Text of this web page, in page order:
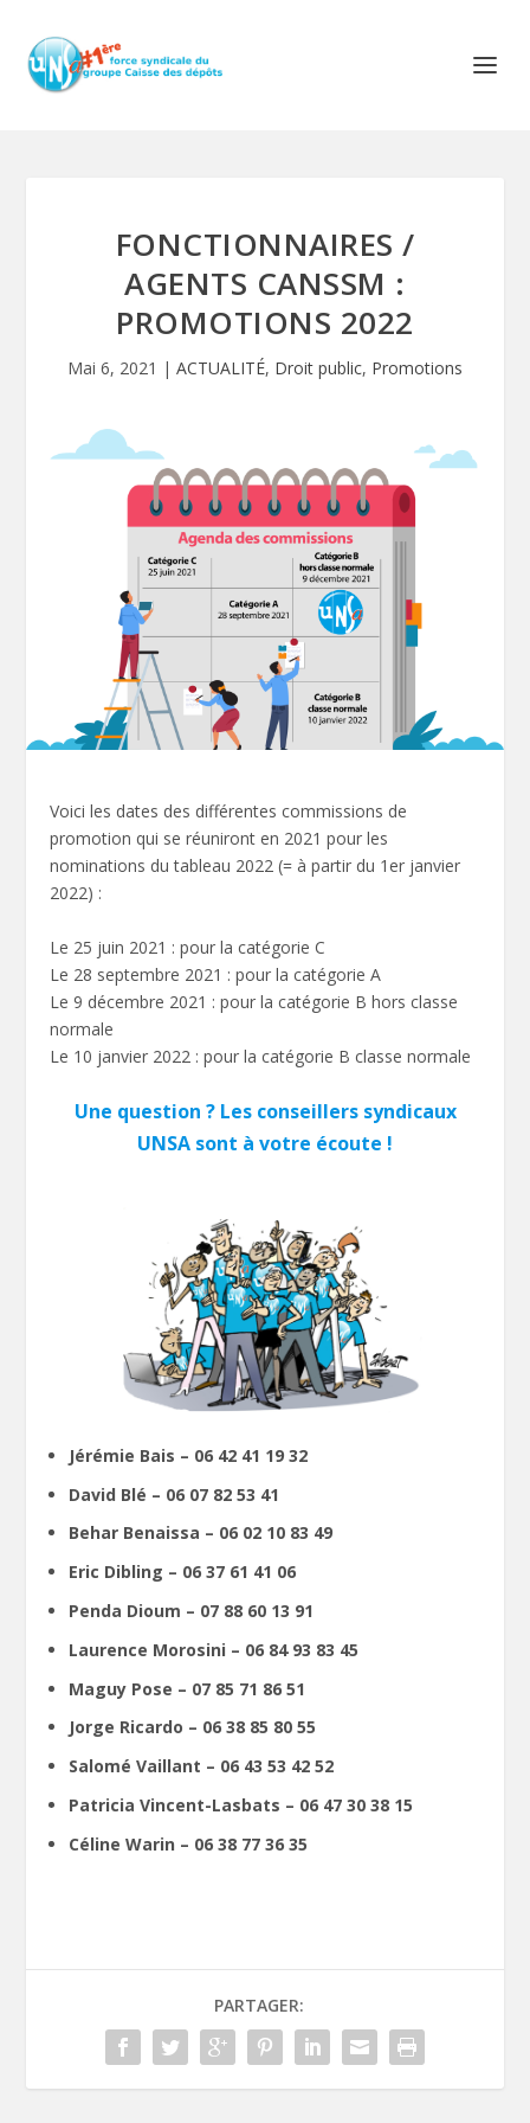
FONCTIONNAIRES /
AGENTS CANSSM :
PROMOTIONS 2022
Mai 6, 2021 | ACTUALITÉ, Droit public, Promotions
Voici les dates des différentes commissions de
promotion qui se réuniront en 2021 pour les
nominations du tableau 2022 (= à partir du 1er janvier
2022) :
Le 25 juin 2021 : pour la catégorie C
Le 28 septembre 2021 : pour la catégorie A
Le 9 décembre 2021 : pour la catégorie B hors classe
normale
Le 10 janvier 2022 : pour la catégorie B classe normale
Une question ? Les conseillers syndicaux
UNSA sont à votre écoute !
Jérémie Bais – 06 42 41 19 32
David Blé – 06 07 82 53 41
Behar Benaissa – 06 02 10 83 49
Eric Dibling – 06 37 61 41 06
Penda Dioum – 07 88 60 13 91
Laurence Morosini – 06 84 93 83 45
Maguy Pose – 07 85 71 86 51
Jorge Ricardo – 06 38 85 80 55
Salomé Vaillant – 06 43 53 42 52
Patricia Vincent-Lasbats – 06 47 30 38 15
Céline Warin – 06 38 77 36 35
PARTAGER: